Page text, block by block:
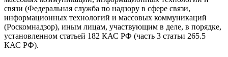
связи (Федеральная служба по надзору в сфере связи,
информационных технологий и массовых коммуникаций
(Роскомнадзор), иным лицам, участвующим в деле, в порядке,
установленном статьей 182 КАС РФ (часть 3 статьи 265.5
КАС РФ).